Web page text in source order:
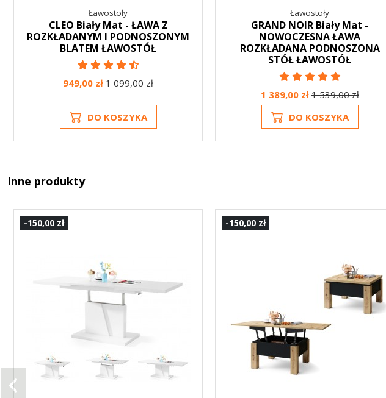
Ławostoły
CLEO Biały Mat - ŁAWA Z
ROZKŁADANYM I PODNOSZONYM
BLATEM ŁAWOSTÓŁ
949,00 zł 1 099,00 zł
DO KOSZYKA
Ławostoły
GRAND NOIR Biały Mat -
NOWOCZESNA ŁAWA
ROZKŁADANA PODNOSZONA
STÓŁ ŁAWOSTÓŁ
1 389,00 zł1 539,00 zł
DO KOSZYKA
Inne produkty
-150,00 zł -150,00 zł